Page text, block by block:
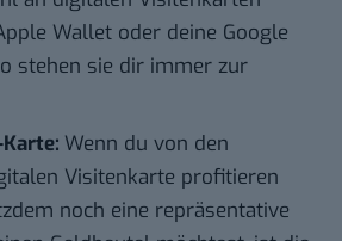
Wallet oder deine Google
stehen sie dir immer zur
Wenn du von den
Visitenkarte profitieren
noch eine repräsentative